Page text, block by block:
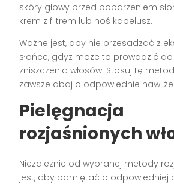
skóry głowy przed poparzeniem
krem z filtrem lub noś kapelusz.
Ważne jest, aby nie przesadzać z
słońce, gdyż może to prowadzić
zniszczenia włosów. Stosuj tę
zawsze dbaj o odpowiednie
Pielęgnacja
rozjaśnionych
Niezależnie od wybranej metody
jest, aby pamiętać o odpowiedniej